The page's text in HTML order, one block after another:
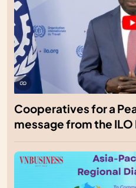
Cooperatives for a
message from the